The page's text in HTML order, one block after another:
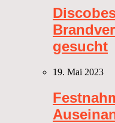
gesucht
19. Mai 2023